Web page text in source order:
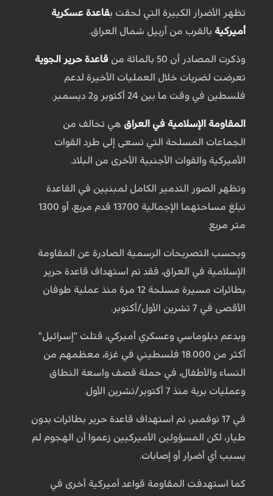
تظهر الأضرار الكبيرة التي لحقت بقاعدة عسكرية
أميركية بالقرب من أربيل شمال العراق.
وذكرت المصادر أن 50 بالمائة من
قاعدة حرير الجوية
تعرضت لضربات خلال العمليات الأخيرة لدعم
فلسطين في وقت ما بين 24 أكتوبر و2 ديسمبر.
المقاومة الإسلامية في العراق هي تحالف من
الجماعات المسلحة التي تسعى إلى طرد القوات
الأميركية والقوات الأجنبية الأخرى من البلاد.
وتظهر الصور التدمير الكامل لمبنيين في القاعدة
تبلغ مساحتهما الإجمالية 13700 قدم مربع، أو 1300
متر مربع.
وبحسب التصريحات الرسمية الصادرة عن المقاومة
الإسلامية في العراق، فقد تم استهداف قاعدة حرير
بطائرات مسيرة مسلحة 12 مرة منذ عملية طوفان
الأقصى في 7 تشرين الأول/أكتوبر.
وبدعم دبلوماسي وعسكري أميركي، قتلت "إسرائيل"
أكثر من 18.000 فلسطيني في غزة، معظمهم من
النساء والأطفال، في حملة قصف واسعة النطاق
وعمليات برية منذ 7 أكتوبر/تشرين الأول.
في 17 نوفمبر، تم استهداف قاعدة حرير بطائرات بدون
طيار، لكن المسؤولين الأميركيين زعموا أن الهجوم لم
يسبب أي أضرار أو إصابات.
كما استهدفت المقاومة قواعد أميركية أخرى في